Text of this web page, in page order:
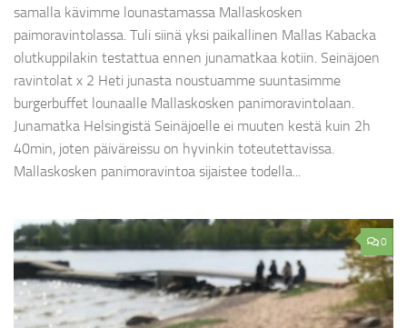
samalla kävimme lounastamassa Mallaskosken
paimoravintolassa. Tuli siinä yksi paikallinen Mallas Kabacka
olutkuppilakin testattua ennen junamatkaa kotiin. Seinäjoen
ravintolat x 2 Heti junasta noustuamme suuntasimme
burgerbuffet lounaalle Mallaskosken panimoravintolaan.
Junamatka Helsingistä Seinäjoelle ei muuten kestä kuin 2h
40min, joten päiväreissu on hyvinkin toteutettavissa.
Mallaskosken panimoravintoa sijaistee todella...
0